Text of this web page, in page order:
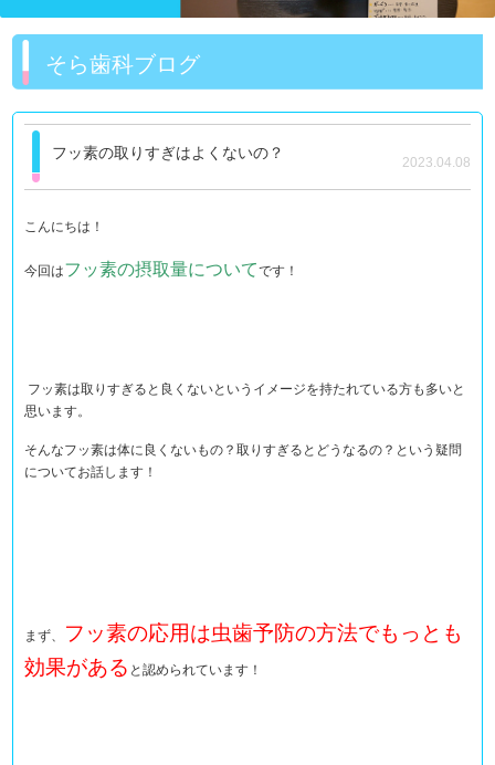
そら歯科ブログ
フッ素の取りすぎはよくないの？
2023.04.08
こんにちは！
今回はフッ素の摂取量についてです！
フッ素は取りすぎると良くないというイメージを持たれている方も多いと
思います。
そんなフッ素は体に良くないもの？取りすぎるとどうなるの？という疑問
についてお話します！
まず、
フッ素の応用は虫歯予防の方法でもっとも
効果がある と認められています！